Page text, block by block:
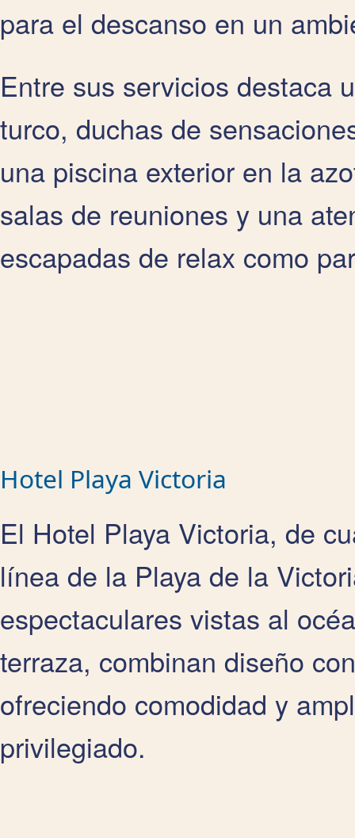
para el descanso en un
Entre sus servicios destaca
turco, duchas de
una piscina exterior en la
salas de reuniones y una
escapadas de relax como
Hotel Playa Victoria
El Hotel Playa Victoria, de
línea de la Playa de la
espectaculares vistas al
terraza, combinan diseño
ofreciendo comodidad y
privilegiado.